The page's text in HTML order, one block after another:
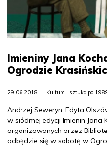
Imieniny Jana
Ogrodzie
29.06.2018 Kultura i sztuka po
Andrzej Seweryn, Edyta
w siódmej edycji Imienin Jana
organizowanych przez
odbędzie się w sobotę w